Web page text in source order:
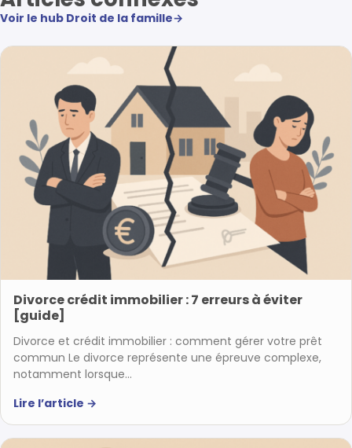
Voir le hub Droit de la famille→
Divorce crédit immobilier : 7 erreurs à éviter
[guide]
Divorce et crédit immobilier : comment gérer votre prêt
commun Le divorce représente une épreuve complexe,
notamment lorsque…
Lire l’article →